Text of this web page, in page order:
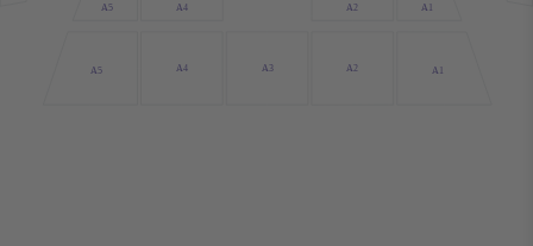
A1
A2
A3
A4
A5
A2 A1
A5 A4